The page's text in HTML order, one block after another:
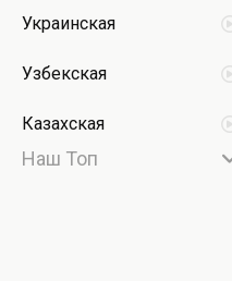
Украинская
Узбекская
Казахская
Наш Топ